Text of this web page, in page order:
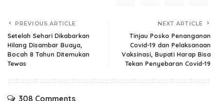
PREVIOUS ARTICLE
Setelah Sehari Dikabarkan
Hilang Disambar Buaya,
Bocah 8 Tahun Ditemukan
Tewas
NEXT ARTICLE
Tinjau Posko Penanganan
Covid-19 dan Pelaksanaan
Vaksinasi, Bupati Harap Bisa
Tekan Penyebaran Covid-19
308 Comments